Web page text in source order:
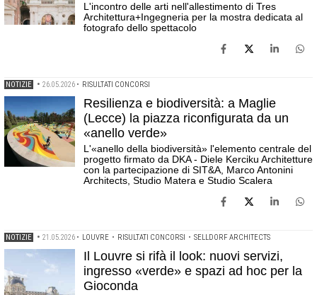
L'incontro delle arti nell'allestimento di Tres
Architettura+Ingegneria per la mostra dedicata al
fotografo dello spettacolo
NOTIZIE • 26.05.2026 • RISULTATI CONCORSI
Resilienza e biodiversità: a Maglie
(Lecce) la piazza riconfigurata da un
«anello verde»
L'«anello della biodiversità» l'elemento centrale del
progetto firmato da DKA - Diele Kerciku Architetture
con la partecipazione di SIT&A, Marco Antonini
Architects, Studio Matera e Studio Scalera
NOTIZIE • 21.05.2026 • LOUVRE • RISULTATI CONCORSI • SELLDORF ARCHITECTS
Il Louvre si rifà il look: nuovi servizi,
ingresso «verde» e spazi ad hoc per la
Gioconda